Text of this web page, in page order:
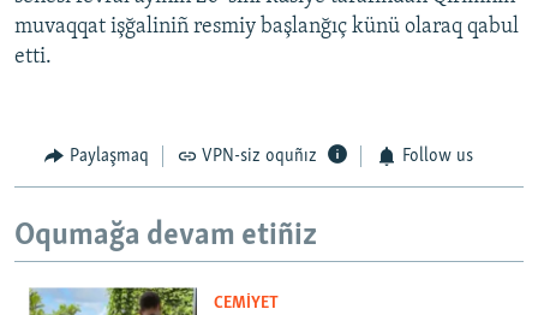
muvaqqat işğaliniñ resmiy başlanğıç künü olaraq qabul
etti.
Paylaşmaq VPN-siz oquñız Follow us
Oqumağa devam etiñiz
CEMİYET